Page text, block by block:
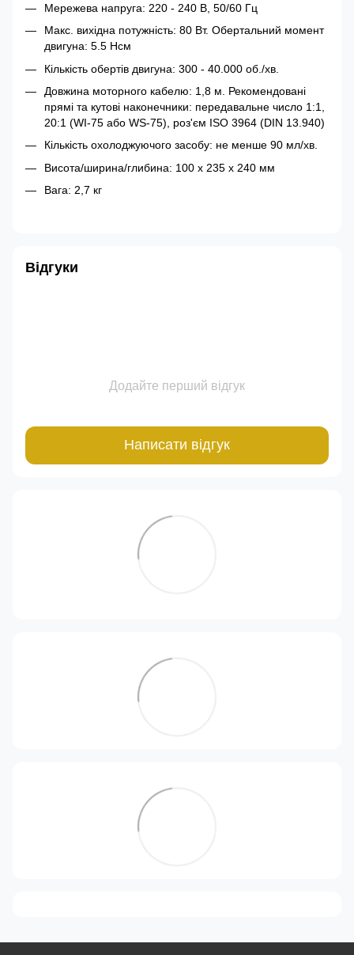
Мережева напруга: 220 - 240 В, 50/60 Гц
Макс. вихідна потужність: 80 Вт. Обертальний момент
двигуна: 5.5 Нсм
Кількість обертів двигуна: 300 - 40.000 об./хв.
Довжина моторного кабелю: 1,8 м. Рекомендовані
прямі та кутові наконечники: передавальне число 1:1,
20:1 (WI-75 або WS-75), роз'єм ISO 3964 (DIN 13.940)
Кількість охолоджуючого засобу: не менше 90 мл/хв.
Висота/ширина/глибина: 100 х 235 х 240 мм
Вага: 2,7 кг
Відгуки
Додайте перший відгук
Написати відгук